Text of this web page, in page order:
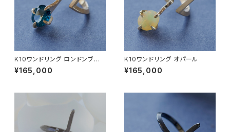
K10ワンドリング ロンドンブル
ートパーズ
¥165,000
K10ワンドリング オパール
¥165,000